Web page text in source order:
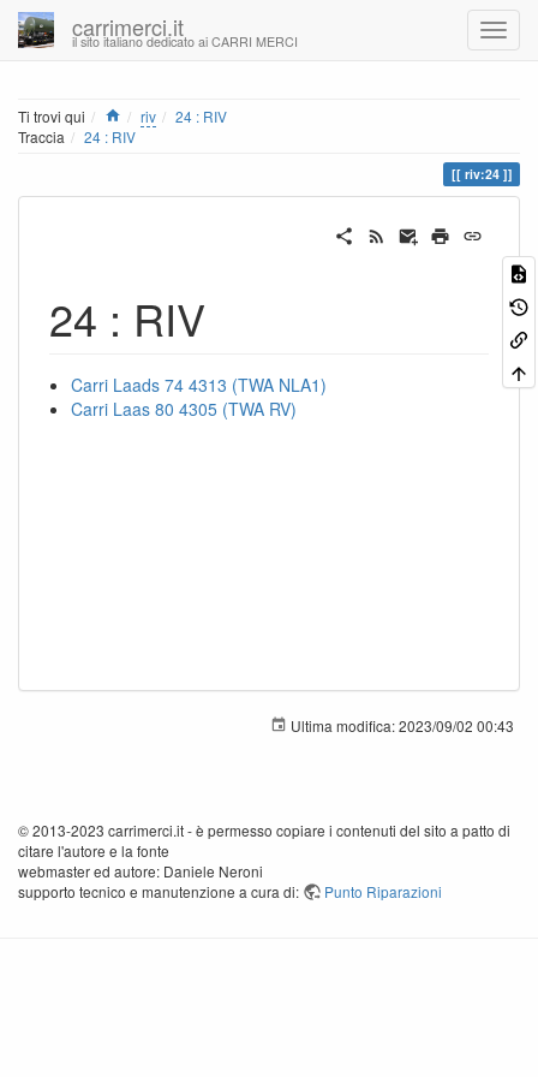
carrimerci.it
il sito italiano dedicato ai CARRI MERCI
Ti trovi qui Home
riv
24 : RIV
Traccia
24 : RIV
riv:24
24 : RIV
Carri Laads 74 4313 (TWA NLA1)
Carri Laas 80 4305 (TWA RV)
Ultima modifica:2023/09/02 00:43
© 2013-2023 carrimerci.it - è permesso copiare i contenuti del sito a patto di
citare l'autore e la fonte
webmaster ed autore: Daniele Neroni
supporto tecnico e manutenzione a cura di:
Punto Riparazioni